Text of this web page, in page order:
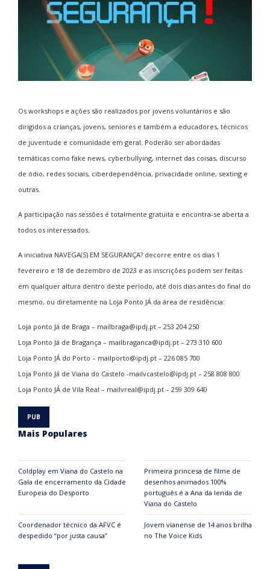
Os workshops e ações são realizados por jovens voluntários e são
dirigidos a crianças, jovens, seniores e também a educadores, técnicos
de juventude e comunidade em geral. Poderão ser abordadas
temáticas como fake news, cyberbullying, internet das coisas, discurso
de ódio, redes sociais, ciberdependência, privacidade online, sexting e
outras.
A participação nas sessões é totalmente gratuita e encontra-se aberta a
todos os interessados.
A iniciativa NAVEGA(S) EM SEGURANÇA? decorre entre os dias 1
fevereiro e 18 de dezembro de 2023 e as inscrições podem ser feitas
em qualquer altura dentro deste período, até dois dias antes do final do
mesmo, ou diretamente na Loja Ponto JÁ da área de residência:
Loja ponto Já de Braga – mailbraga@ipdj.pt – 253 204 250
Loja Ponto Já de Bragança – mailbraganca@ipdj.pt – 273 310 600
Loja Ponto JÁ do Porto – mailporto@ipdj.pt – 226 085 700
Loja Ponto Já de Viana do Castelo -mailvcastelo@ipdj.pt – 258 808 800
Loja Ponto JÁ de Vila Real – mailvreal@ipdj.pt – 259 309 640
Mais Populares
Coldplay em Viana do Castelo na
Gala de encerramento da Cidade
Europeia do Desporto
Primeira princesa de filme de
desenhos animados 100%
português é a Ana da lenda de
Viana do Castelo
Coordenador técnico da AFVC é
despedido “por justa causa”
Jovem vianense de 14 anos brilha
no The Voice Kids